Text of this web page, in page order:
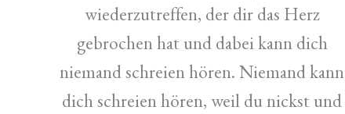
wiederzutreffen, der dir das Herz
gebrochen hat und dabei kann dich
niemand schreien hören. Niemand kann
dich schreien hören, weil du nickst und